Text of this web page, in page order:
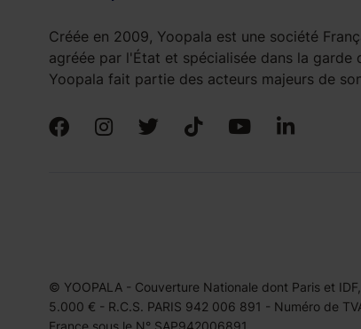
Créée en 2009, Yoopala est une société
agréée par l'État et spécialisée dans la garde
Yoopala fait partie des acteurs majeurs de
© YOOPALA - Couverture Nationale dont Paris et
5.000 € - R.C.S. PARIS 942 006 891 - Numéro de
France sous le N° SAP942006891.